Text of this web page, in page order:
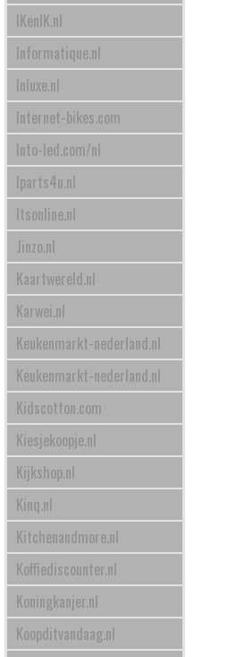
IKenIK.nl
Informatique.nl
Inluxe.nl
Internet-bikes.com
Into-led.com/nl
Iparts4u.nl
Itsonline.nl
Jinzo.nl
Kaartwereld.nl
Karwei.nl
Keukenmarkt-nederland.nl
Keukenmarkt-nederland.nl
Kidscotton.com
Kiesjekoopje.nl
Kijkshop.nl
Kinq.nl
Kitchenandmore.nl
Koffiediscounter.nl
Koningkanjer.nl
Koopditvandaag.nl